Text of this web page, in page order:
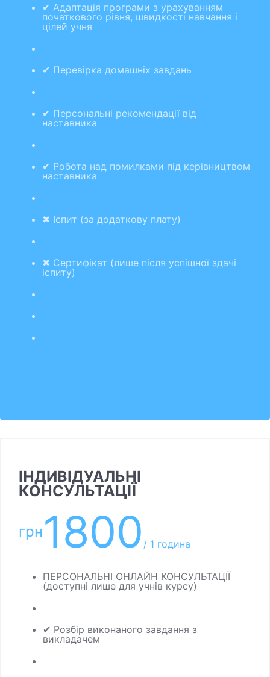
✔ Адаптація програми з урахуванням
початкового рівня, швидкості навчання і
цілей учня
✔ Перевірка домашніх завдань
✔ Персональні рекомендації від
наставника
✔ Робота над помилками під керівництвом
наставника
✖ Іспит (за додаткову плату)
✖ Сертифікат (лише після успішної здачі
іспиту)
ІНДИВІДУАЛЬНІ
КОНСУЛЬТАЦІЇ
грн1800 / 1 година
ПЕРСОНАЛЬНІ ОНЛАЙН КОНСУЛЬТАЦІЇ
(доступні лише для учнів курсу)
✔ Розбір виконаного завдання з
викладачем